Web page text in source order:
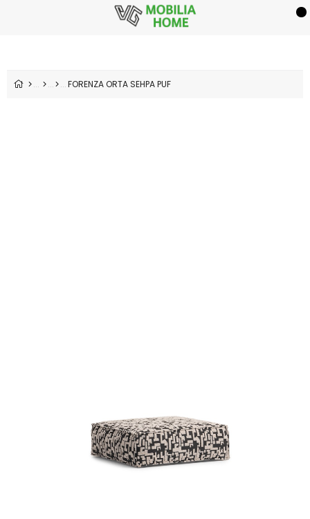
FORENZA ORTA SEHPA PUF